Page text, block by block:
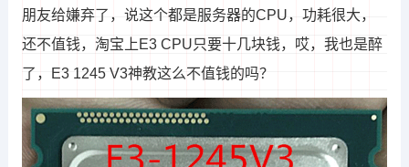
朋友给嫌弃了，说这个都是服务器的CPU，功耗很大，
还不值钱，淘宝上E3 CPU只要十几块钱，哎，我也是醉
了，E3 1245 V3神教这么不值钱的吗？